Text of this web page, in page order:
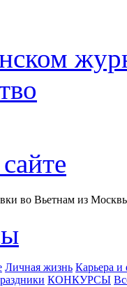
во Вьетнам из
Личная жизнь Карьера
КОНКУРСЫ